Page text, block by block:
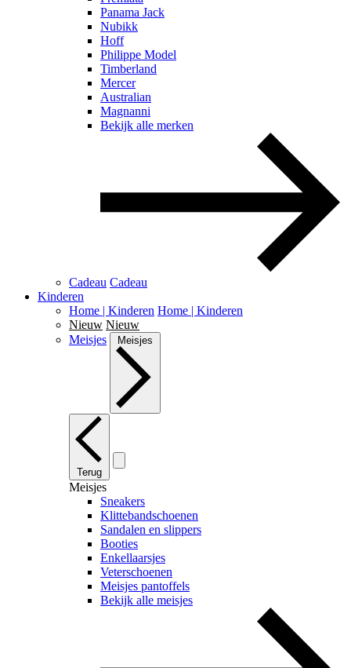
Panama Jack
Nubikk
Hoff
Philippe Model
Timberland
Mercer
Australian
Magnanni
Bekijk alle merken
Cadeau Cadeau
Kinderen
Home | Kinderen Home | Kinderen
Nieuw Nieuw
Meisjes
Meisjes
Terug
Meisjes
Sneakers
Klittebandschoenen
Sandalen en slippers
Booties
Enkellaarsjes
Veterschoenen
Meisjes pantoffels
Bekijk alle meisjes